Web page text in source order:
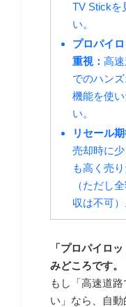
TV Stickを
い。
プロパイロ
重視：高
でのハンズ
機能を使い
い。
リセール期
売却時に
も高く売
（ただし
収は不可）
「プロパイロ
みどころです。
もし「高速道
い」なら、自動